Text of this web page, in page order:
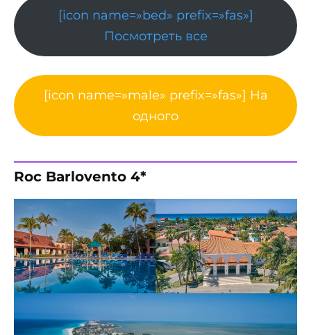
[icon name=»bed» prefix=»fas»]
Посмотреть все
[icon name=»male» prefix=»fas»] На
одного
Roc Barlovento 4*